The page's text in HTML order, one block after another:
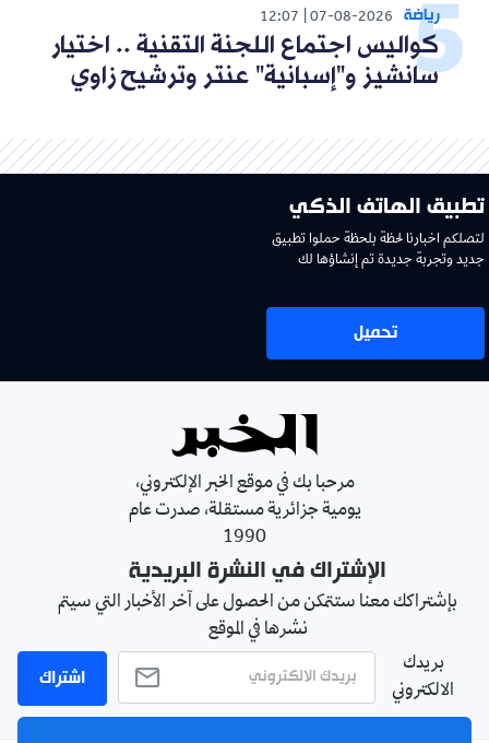
رياضة 07-08-2026
12:07
كواليس اجتماع اللجنة التقنية .. اختيار
سانشيز و"إسبانية" عنتر وترشيح زاوي
تطبيق الهاتف الذكي
لتصلكم اخبارنا لحظة بلحظة حملوا تطبيق
جديد وتجربة جديدة تم إنشاؤها لك
تحميل
مرحبا بك في موقع الخبر الإلكتروني،
يومية جزائرية مستقلة، صدرت عام
1990
الإشتراك في النشرة البريدية
بإشتراكك معنا ستتمكن من الحصول على آخر الأخبار التي سيتم
نشرها في الموقع
بريدك
الالكتروني
اشتراك